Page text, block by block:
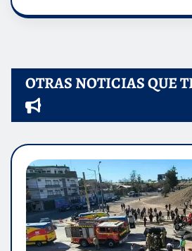
OTRAS NOTICIAS QUE